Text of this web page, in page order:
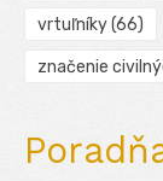
vrtuľníky(66)
značenie